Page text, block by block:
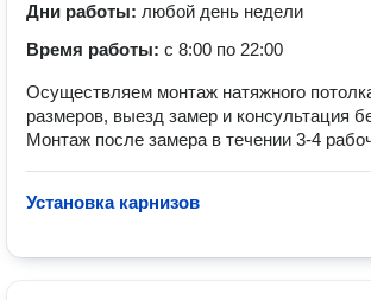
Дни работы: любой день недели
Время работы: с 8:00 по 22:00
Осуществляем монтаж натяжного
размеров, выезд замер и консультация
Монтаж после замера в течении 3-4
Установка карнизов